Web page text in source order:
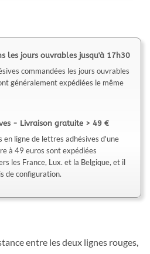
les jours ouvrables jusqu'à 17h30
commandées les jours ouvrables
généralement expédiées le même
- Livraison gratuite > 49 €
en ligne de lettres adhésives d'une
à 49 euros sont expédiées
les France, Lux. et la Belgique, et il
de configuration.
entre les deux lignes rouges,